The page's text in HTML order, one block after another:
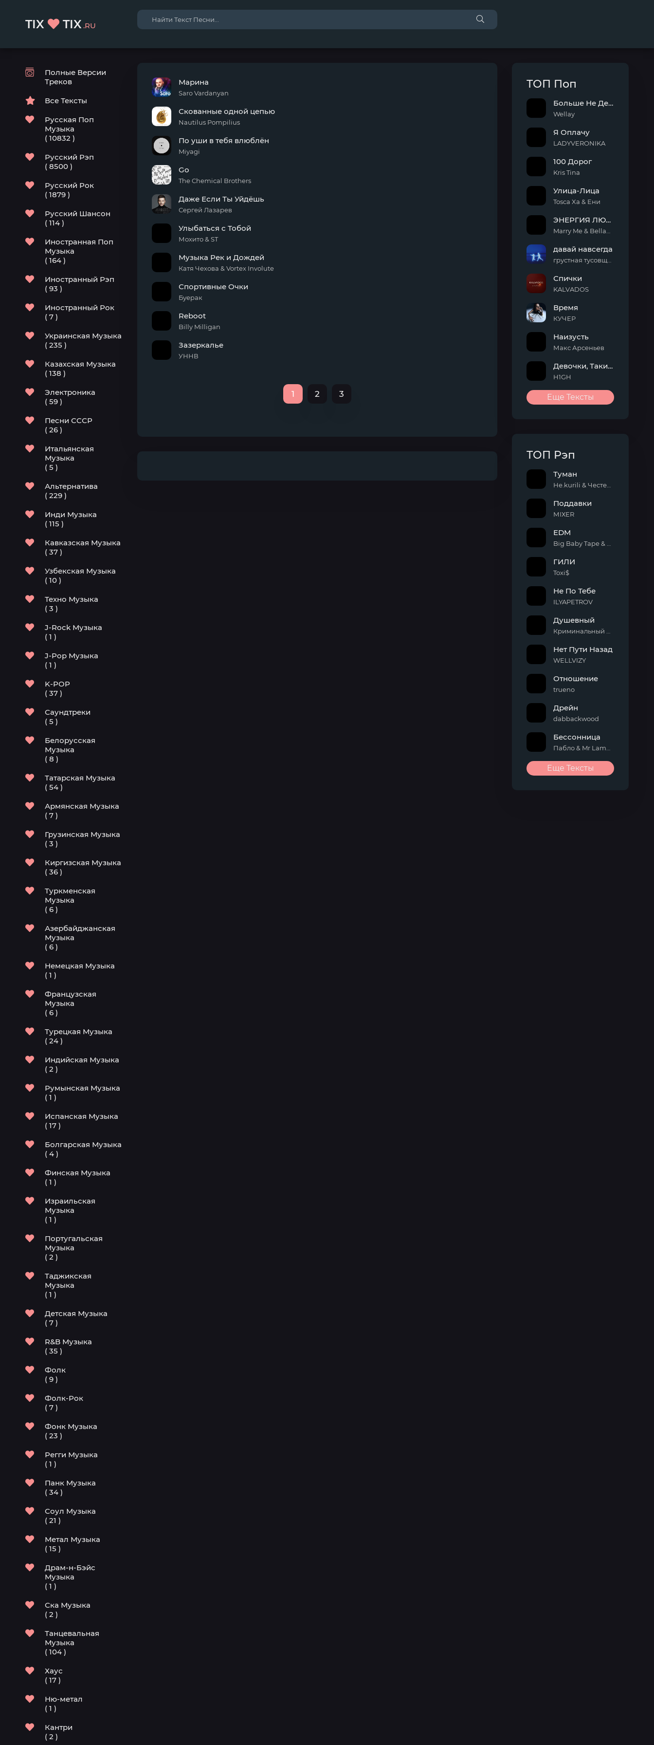
TIX TIX .RU
Полные Версии
Треков
Все Тексты
Русская Поп
Музыка
( 10832 )
Русский Рэп
( 8500 )
Русский Рок
( 1879 )
Русский Шансон
( 114 )
Иностранная Поп
Музыка
( 164 )
Иностранный Рэп
( 93 )
Иностранный Рок
( 7 )
Украинская Музыка
( 235 )
Казахская Музыка
( 138 )
Электроника
( 59 )
Песни СССР
( 26 )
Итальянская
Музыка
( 5 )
Альтернатива
( 229 )
Инди Музыка
( 115 )
Кавказская Музыка
( 37 )
Узбекская Музыка
( 10 )
Техно Музыка
( 3 )
J-Rock Музыка
( 1 )
J-Pop Музыка
( 1 )
K-POP
( 37 )
Саундтреки
( 5 )
Белорусская
Музыка
( 8 )
Татарская Музыка
( 54 )
Армянская Музыка
( 7 )
Грузинская Музыка
( 3 )
Киргизская Музыка
( 36 )
Туркменская
Музыка
( 6 )
Азербайджанская
Музыка
( 6 )
Немецкая Музыка
( 1 )
Французская
Музыка
( 6 )
Турецкая Музыка
( 24 )
Индийская Музыка
( 2 )
Румынская Музыка
( 1 )
Испанская Музыка
( 17 )
Болгарская Музыка
( 4 )
Финская Музыка
( 1 )
Израильская
Музыка
( 1 )
Португальская
Музыка
( 2 )
Таджикская
Музыка
( 1 )
Детская Музыка
( 7 )
R&B Музыка
( 35 )
Фолк
( 9 )
Фолк-Рок
( 7 )
Фонк Музыка
( 23 )
Регги Музыка
( 1 )
Панк Музыка
( 34 )
Соул Музыка
( 21 )
Метал Музыка
( 15 )
Драм-н-Бэйс
Музыка
( 1 )
Ска Музыка
( 2 )
Танцевальная
Музыка
( 104 )
Хаус
( 17 )
Ню-метал
( 1 )
Кантри
( 2 )
Марина
Saro Vardanyan
Скованные одной цепью
Nautilus Pompilius
По уши в тебя влюблён
Miyagi
Go
The Chemical Brothers
Даже Если Ты Уйдёшь
Сергей Лазарев
Улыбаться с Тобой
Мохито & ST
Музыка Рек и Дождей
Катя Чехова & Vortex Involute
Спортивные Очки
Буерак
Reboot
Billy Milligan
Зазеркалье
УННВ
1 2 3
ТОП Поп
Больше Не Держу
Wellay
Я Оплачу
LADYVERONIKA
100 Дорог
Kris Tina
Улица-Лица
Tosca Xa & Ени
ЭНЕРГИЯ ЛЮБВИ
давай навсегда
Спички
KALVADOS
Время
КУЧЕР
Наизусть
Макс Арсеньев
Девочки, Такие Девочки
H1GH
Еще Тексты
ТОП Рэп
Туман
Поддавки
МIХЕR
EDM
ГИЛИ
Toxi$
Не По Тебе
ILYAPETROV
Душевный
Нет Пути Назад
WELLVIZY
Отношение
trueno
Дрейн
dabbackwood
Бессонница
Еще Тексты